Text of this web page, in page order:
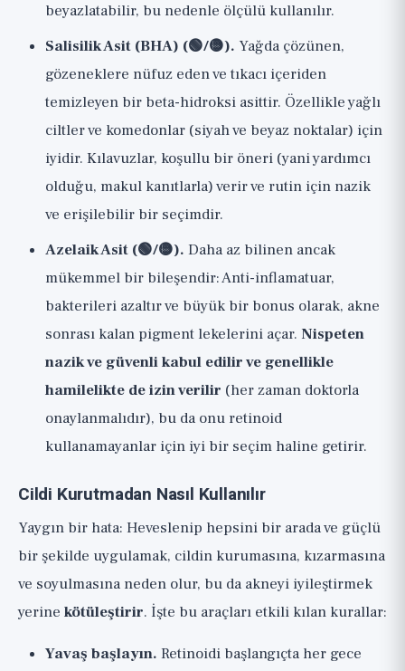
beyazlatabilir, bu nedenle ölçülü kullanılır.
Salisilik Asit (BHA) (🟢/🟡). Yağda çözünen,
gözeneklere nüfuz eden ve tıkacı içeriden
temizleyen bir beta-hidroksi asittir. Özellikle yağlı
ciltler ve komedonlar (siyah ve beyaz noktalar) için
iyidir. Kılavuzlar, koşullu bir öneri (yani yardımcı
olduğu, makul kanıtlarla) verir ve rutin için nazik
ve erişilebilir bir seçimdir.
Azelaik Asit (🟢/🟡). Daha az bilinen ancak
mükemmel bir bileşendir: Anti-inflamatuar,
bakterileri azaltır ve büyük bir bonus olarak, akne
sonrası kalan pigment lekelerini açar. Nispeten
nazik ve güvenli kabul edilir ve genellikle
hamilelikte de izin verilir (her zaman doktorla
onaylanmalıdır), bu da onu retinoid
kullanamayanlar için iyi bir seçim haline getirir.
Cildi Kurutmadan Nasıl Kullanılır
Yaygın bir hata: Heveslenip hepsini bir arada ve güçlü
bir şekilde uygulamak, cildin kurumasına, kızarmasına
ve soyulmasına neden olur, bu da akneyi iyileştirmek
yerine kötüleştirir. İşte bu araçları etkili kılan kurallar:
Yavaş başlayın. Retinoidi başlangıçta her gece